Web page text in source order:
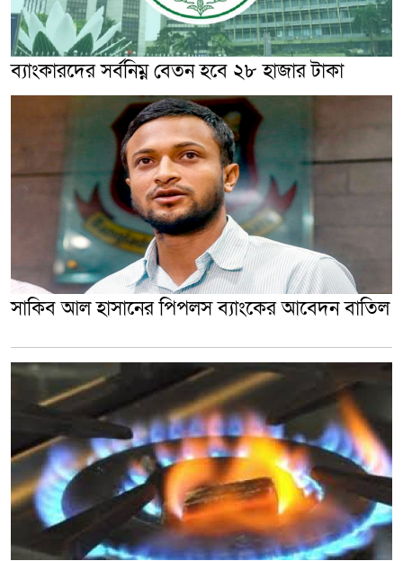
ব্যাংকারদের সর্বনিম্ন বেতন হ‌বে ২৮ হাজার টাকা
সাকিব আল হাসানের পিপলস ব্যাংকের আবেদন বা‌তিল